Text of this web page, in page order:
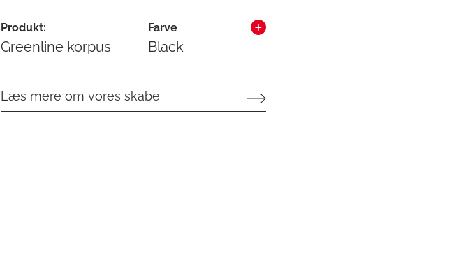
Produkt:
Greenline korpus
Farve
Black
Læs mere om vores skabe